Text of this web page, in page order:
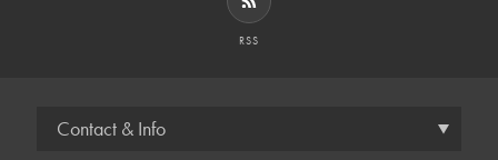
RSS
Contact & Info